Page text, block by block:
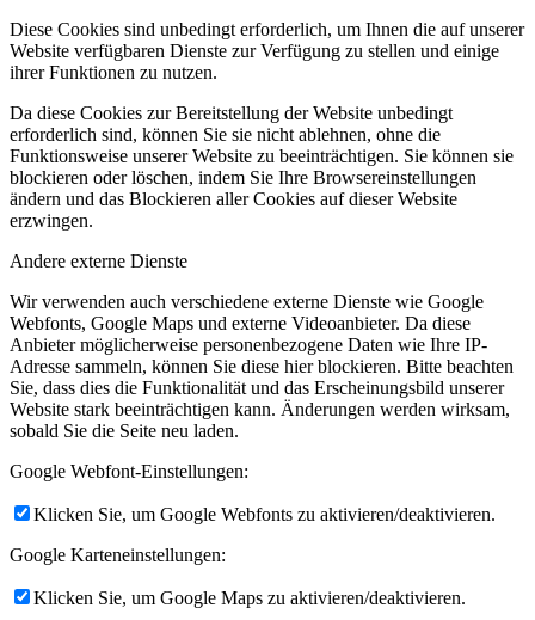
Diese Cookies sind unbedingt erforderlich, um Ihnen die auf unserer
Website verfügbaren Dienste zur Verfügung zu stellen und einige
ihrer Funktionen zu nutzen.
Da diese Cookies zur Bereitstellung der Website unbedingt
erforderlich sind, können Sie sie nicht ablehnen, ohne die
Funktionsweise unserer Website zu beeinträchtigen. Sie können sie
blockieren oder löschen, indem Sie Ihre Browsereinstellungen
ändern und das Blockieren aller Cookies auf dieser Website
erzwingen.
Andere externe Dienste
Wir verwenden auch verschiedene externe Dienste wie Google
Webfonts, Google Maps und externe Videoanbieter. Da diese
Anbieter möglicherweise personenbezogene Daten wie Ihre IP-
Adresse sammeln, können Sie diese hier blockieren. Bitte beachten
Sie, dass dies die Funktionalität und das Erscheinungsbild unserer
Website stark beeinträchtigen kann. Änderungen werden wirksam,
sobald Sie die Seite neu laden.
Google Webfont-Einstellungen:
Klicken Sie, um Google Webfonts zu aktivieren/deaktivieren.
Google Karteneinstellungen:
Klicken Sie, um Google Maps zu aktivieren/deaktivieren.